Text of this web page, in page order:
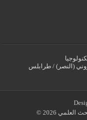
(النصر) / طرابلس
2026 ©